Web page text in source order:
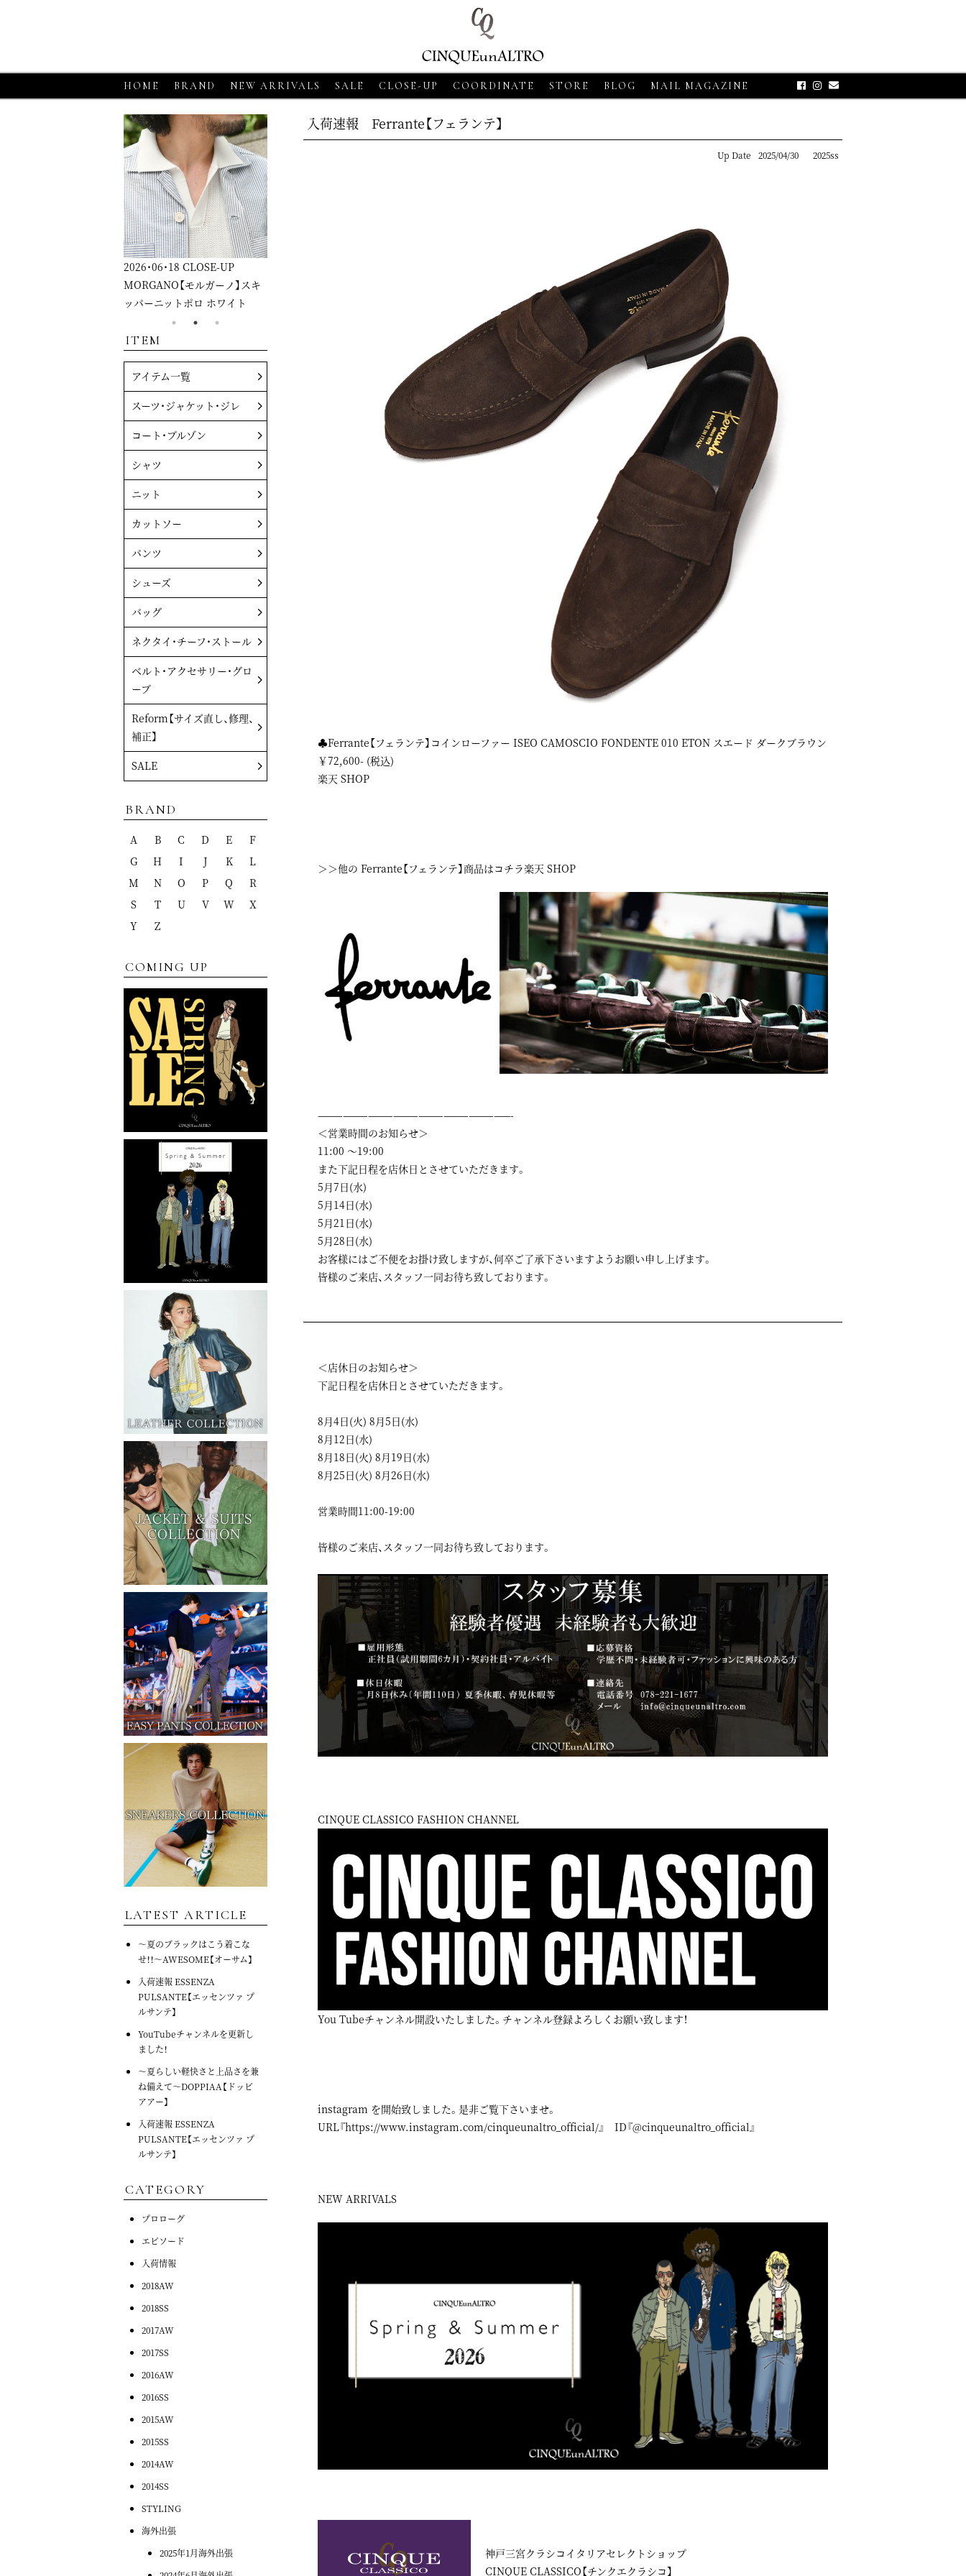
HOME BRAND NEW ARRIVALS SALE CLOSE-UP COORDINATE STORE BLOG MAIL MAGAZINE
入荷速報 Ferrante【フェランテ】
Up Date 2025/04/30 2025ss
♣Ferrante【フェランテ】コインローファー ISEO CAMOSCIO FONDENTE 010 ETON スエード ダークブラウン
￥72,600- (税込)
楽天 SHOP
＞＞他の Ferrante【フェランテ】商品はコチラ楽天 SHOP
———————————————————————-
＜営業時間のお知らせ＞
11:00 ～19:00
また下記日程を店休日とさせていただきます。
5月7日(水)
5月14日(水)
5月21日(水)
5月28日(水)
お客様にはご不便をお掛け致しますが、何卒ご了承下さいますようお願い申し上げます。
皆様のご来店、スタッフ一同お待ち致しております。
＜店休日のお知らせ＞
下記日程を店休日とさせていただきます。
8月4日(火) 8月5日(水)
8月12日(水)
8月18日(火) 8月19日(水)
8月25日(火) 8月26日(水)
営業時間11:00-19:00
皆様のご来店、スタッフ一同お待ち致しております。
CINQUE CLASSICO FASHION CHANNEL
You Tubeチャンネル開設いたしました。チャンネル登録よろしくお願い致します！
instagram を開始致しました。是非ご覧下さいませ。
URL『https://www.instagram.com/cinqueunaltro_official/』 ID『@cinqueunaltro_official』
NEW ARRIVALS
神戸三宮クラシコイタリアセレクトショップ
CINQUE CLASSICO【チンクエクラシコ】
2026・06・18 CLOSE-UP
GRAN SASSO【グランサッソ】
ニットシャツ アプリコット
ッパーニットポロ ホワイト
2026・06・18 CLOSE-UP
GRAN SASSO【グランサッソ】
ニットシャツ アプリコット
ITEM
アイテム一覧
スーツ・ジャケット・ジレ
コート・ブルゾン
シャツ
ニット
カットソー
パンツ
シューズ
バッグ
ネクタイ・チーフ・ストール
ベルト・アクセサリー・グロ
ーブ
Reform【サイズ直し、修理、
補正】
SALE
BRAND
A B C D E
F
G
H I J K
L
M
N O P Q
R
S
T U V W
X
Y
Z
COMING UP
LATEST ARTICLE
～夏のブラックはこう着こな
せ！！～AWESOME【オーサム】
入荷速報 ESSENZA
PULSANTE【エッセンツァ プ
ルサンテ】
YouTubeチャンネルを更新し
ました！
～夏らしい軽快さと上品さを兼
ね備えて～DOPPIAA【ドッピ
アアー】
入荷速報 ESSENZA
PULSANTE【エッセンツァ プ
ルサンテ】
CATEGORY
プロローグ
エピソード
入荷情報
2018AW
2018SS
2017AW
2017SS
2016AW
2016SS
2015AW
2015SS
2014AW
2014SS
STYLING
海外出張
2025年1月海外出張